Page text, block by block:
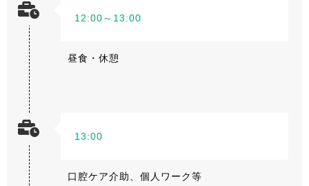
12:00～13:00
昼食・休憩
13:00
口腔ケア介助、個人ワーク等